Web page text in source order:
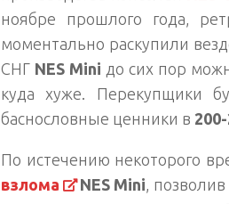
ноябре прошлого года,
моментально раскупили
СНГ NES Mini до сих пор
куда хуже. Перекупщики
баснословные ценники в
По истечению некоторого
взлома
NES Mini,